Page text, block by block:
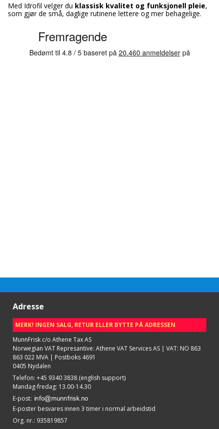
Med Idrofil velger du klassisk kvalitet og funksjonell pleie,
som gjør de små, daglige rutinene lettere og mer behagelige.
Adresse
MERK! INGEN SALG, RETUR ELLER BYTTE PÅ ADRESSEN
MunnFrisk c/o Athene Tax AS
Norwegian VAT Represantive: Athene VAT Services AS | VAT: NO 863
863 022 MVA | Postboks 4691
0405 Nydalen
Telefon: +45 9340 3838 (english support)
Mandag-fredag: 13.00-14.30
E-post:
E-poster besvares innen 3 timer i normal arbeidstid
Org. nr.: 935819857